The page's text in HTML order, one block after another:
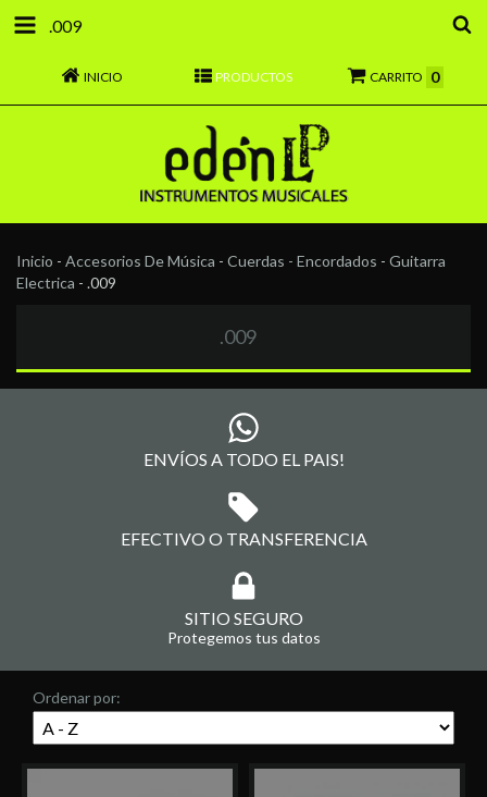
.009
INICIO PRODUCTOS CARRITO 0
Inicio - Accesorios De Música - Cuerdas - Encordados - Guitarra
Electrica - .009
.009
ENVÍOS A TODO EL PAIS!
EFECTIVO O TRANSFERENCIA
SITIO SEGURO
Protegemos tus datos
Ordenar por: